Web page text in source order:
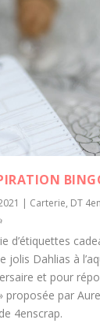
| Carterie, DT
d’étiquettes
jolis Dahlias à
et pour
proposée par
4enscrap.